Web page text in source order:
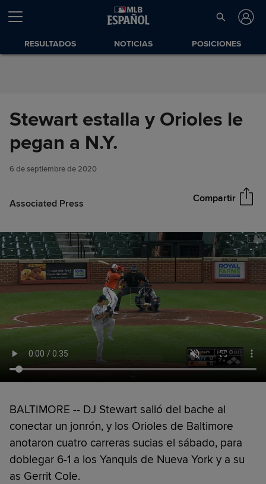
Saltar al Contenido
RESULTADOS NOTICIAS POSICIONES
Stewart estalla y Orioles le
pegan a N.Y.
6 de septiembre de 2020
Associated Press Compartir
Stewart estalla y Orioles le
pegan a N.Y.
BALTIMORE -- DJ Stewart salió del bache al
conectar un jonrón, y los Orioles de Baltimore
anotaron cuatro carreras sucias el sábado, para
doblegar 6-1 a los Yanquis de Nueva York y a su
as Gerrit Cole.